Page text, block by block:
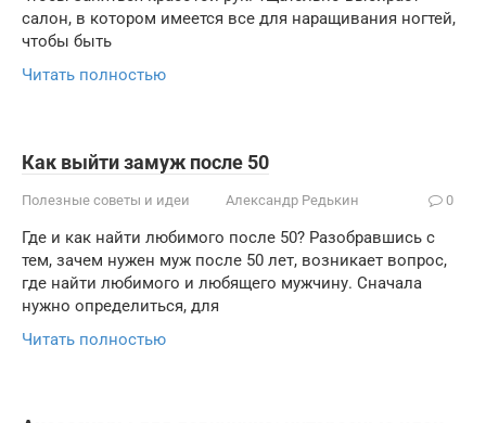
салон, в котором имеется все для наращивания ногтей,
чтобы быть
Читать полностью
Как выйти замуж после 50
Полезные советы и идеи Александр Редькин 0
Где и как найти любимого после 50? Разобравшись с
тем, зачем нужен муж после 50 лет, возникает вопрос,
где найти любимого и любящего мужчину. Сначала
нужно определиться, для
Читать полностью